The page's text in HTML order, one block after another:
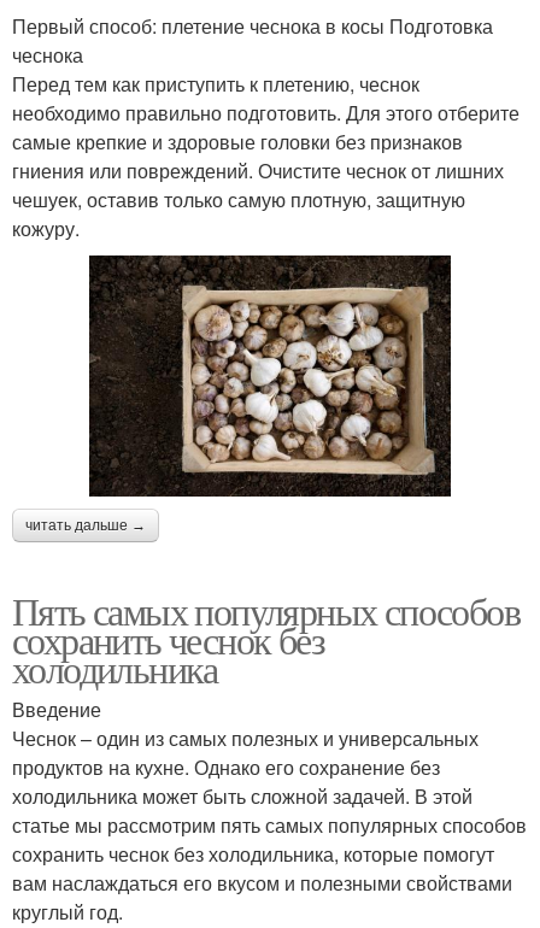
Первый способ: плетение чеснока в косы Подготовка
чеснока
Перед тем как приступить к плетению, чеснок
необходимо правильно подготовить. Для этого отберите
самые крепкие и здоровые головки без признаков
гниения или повреждений. Очистите чеснок от лишних
чешуек, оставив только самую плотную, защитную
кожуру.
читать дальше →
Пять самых популярных способов
сохранить чеснок без
холодильника
Введение
Чеснок – один из самых полезных и универсальных
продуктов на кухне. Однако его сохранение без
холодильника может быть сложной задачей. В этой
статье мы рассмотрим пять самых популярных способов
сохранить чеснок без холодильника, которые помогут
вам наслаждаться его вкусом и полезными свойствами
круглый год.